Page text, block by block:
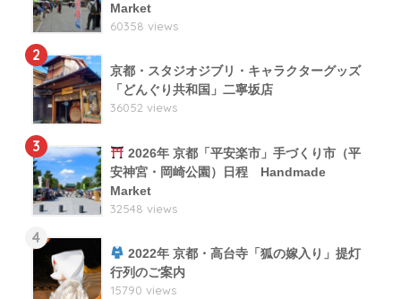
Market
60358 views
2
京都・スタジオジブリ・キャラクターグッズ
「どんぐり共和国」二寧坂店
36052 views
3
2026年 京都「平安楽市」手づくり市（平
安神宮・岡崎公園）日程 Handmade
Market
32548 views
4
2022年 京都・高台寺「狐の嫁入り」提灯
行列のご案内
15790 views